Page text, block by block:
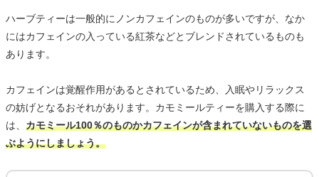
ハーブティーは一般的にノンカフェインのものが多いですが、なか
にはカフェインの入っている紅茶などとブレンドされているものも
あります。
カフェインは覚醒作用があるとされているため、入眠やリラックス
の妨げとなるおそれがあります。カモミールティーを購入する際に
は、 カモミール100％のものかカフェインが含まれていないものを選
ぶようにしましょう。